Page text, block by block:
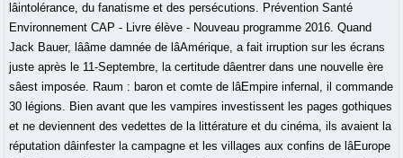
lâintolérance, du fanatisme et des persécutions. Prévention Santé
Environnement CAP - Livre élève - Nouveau programme 2016. Quand
Jack Bauer, lââme damnée de lâAmérique, a fait irruption sur les écrans
juste après le 11-Septembre, la certitude dâentrer dans une nouvelle ère
sâest imposée. Raum : baron et comte de lâEmpire infernal, il commande
30 légions. Bien avant que les vampires investissent les pages gothiques
et ne deviennent des vedettes de la littérature et du cinéma, ils avaient la
réputation dâinfester la campagne et les villages aux confins de lâEurope